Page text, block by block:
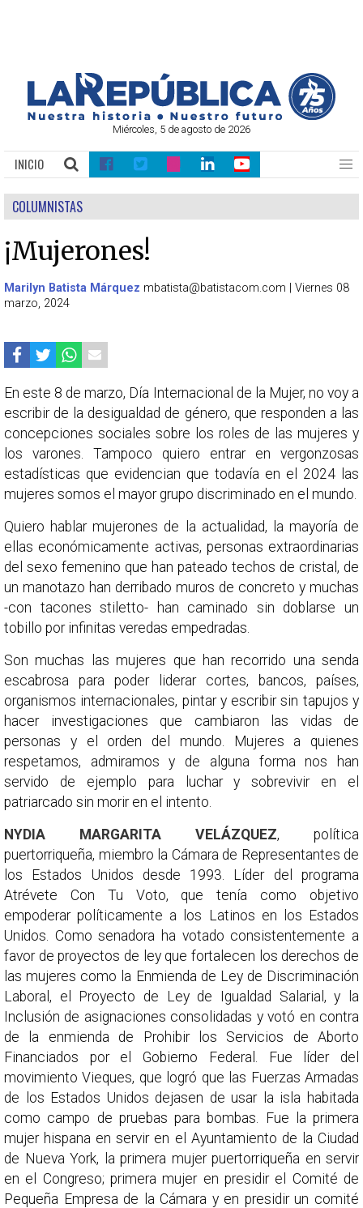
Miércoles, 5 de agosto de 2026
INICIO
COLUMNISTAS
¡Mujerones!
Marilyn Batista Márquez mbatista@batistacom.com
Viernes 08
marzo, 2024
En este 8 de marzo, Día Internacional de la Mujer, no voy a
escribir de la desigualdad de género, que responden a las
concepciones sociales sobre los roles de las mujeres y
los varones. Tampoco quiero entrar en vergonzosas
estadísticas que evidencian que todavía en el 2024 las
mujeres somos el mayor grupo discriminado en el mundo.
Quiero hablar mujerones de la actualidad, la mayoría de
ellas económicamente activas, personas extraordinarias
del sexo femenino que han pateado techos de cristal, de
un manotazo han derribado muros de concreto y muchas
-con tacones stiletto- han caminado sin doblarse un
tobillo por infinitas veredas empedradas.
Son muchas las mujeres que han recorrido una senda
escabrosa para poder liderar cortes, bancos, países,
organismos internacionales, pintar y escribir sin tapujos y
hacer investigaciones que cambiaron las vidas de
personas y el orden del mundo. Mujeres a quienes
respetamos, admiramos y de alguna forma nos han
servido de ejemplo para luchar y sobrevivir en el
patriarcado sin morir en el intento.
NYDIA MARGARITA VELÁZQUEZ, política
puertorriqueña, miembro la Cámara de Representantes de
los Estados Unidos desde 1993. Líder del programa
Atrévete Con Tu Voto, que tenía como objetivo
empoderar políticamente a los Latinos en los Estados
Unidos. Como senadora ha votado consistentemente a
favor de proyectos de ley que fortalecen los derechos de
las mujeres como la Enmienda de Ley de Discriminación
Laboral, el Proyecto de Ley de Igualdad Salarial, y la
Inclusión de asignaciones consolidadas y votó en contra
de la enmienda de Prohibir los Servicios de Aborto
Financiados por el Gobierno Federal. Fue líder del
movimiento Vieques, que logró que las Fuerzas Armadas
de los Estados Unidos dejasen de usar la isla habitada
como campo de pruebas para bombas. Fue la primera
mujer hispana en servir en el Ayuntamiento de la Ciudad
de Nueva York, la primera mujer puertorriqueña en servir
en el Congreso; primera mujer en presidir el Comité de
Pequeña Empresa de la Cámara y en presidir un comité